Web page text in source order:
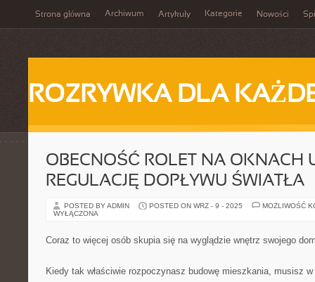
Strona główna Archiwum Artykuły Kategorie Nowości
ROZRYWKA DLA
OBECNOŚĆ ROLET NA OKNACH
REGULACJĘ DOPŁYWU ŚWIATŁA
POSTED BY ADMIN POSTED ON WRZ - 9 - 2025
MOŻLIWOŚĆ
WYŁĄCZONA
Coraz to więcej osób skupia się na wyglądzie wnętrz swojego
Kiedy tak właściwie rozpoczynasz budowę mieszkania, musisz